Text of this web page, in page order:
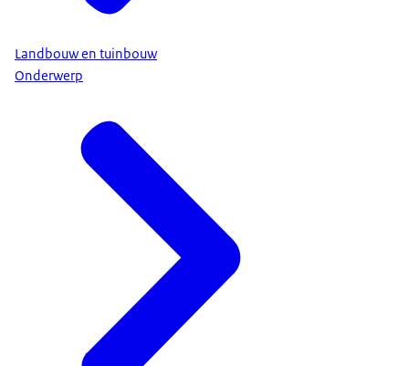
Landbouw en tuinbouw
Onderwerp